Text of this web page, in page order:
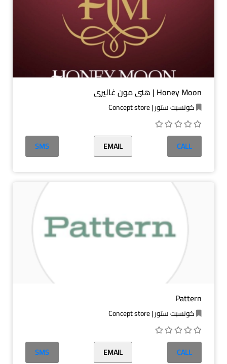
Honey Moon | هني مون غاليري
كونسبت ستور | Concept store
CALL
EMAIL
SMS
Pattern
كونسبت ستور | Concept store
CALL
EMAIL
SMS